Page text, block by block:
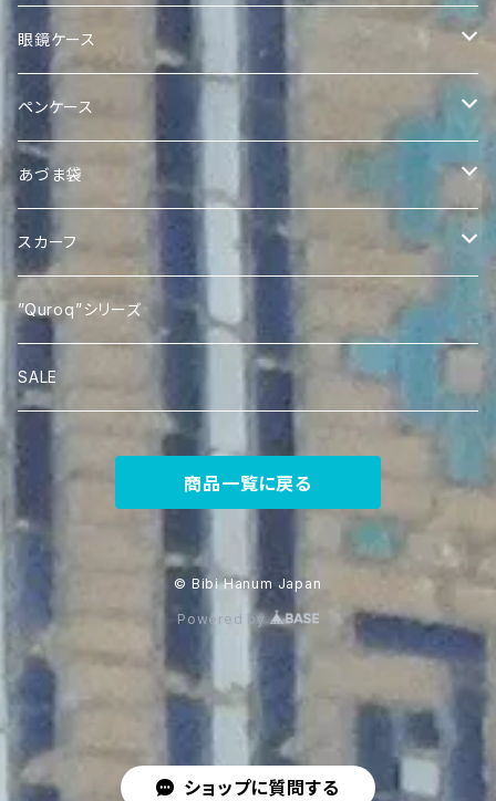
ショップに質問する
Quilted Ikat Tote Bag
Expandable Ikat Bag
Quroqミニトート
ボックスティッシュカバー
ポケットティッシュケース
アドラスポケットティッシュケース
Quroqポケットティッシュケース
眼鏡ケース
Quroq眼鏡ケース
ペンケース
Quroqペンケース
あづま袋
Ikat あづま袋
スカーフ
Silk Ikat Scarf
”Quroq”シリーズ
SALE
商品一覧に戻る
© Bibi Hanum Japan
Powered by